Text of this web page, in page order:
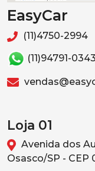
EasyCar
(11)4750-2994
(11)94791-0343
Loja 01
Avenida dos
Osasco/SP - CEP